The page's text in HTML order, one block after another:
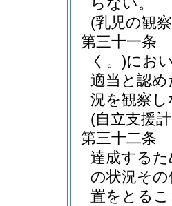
(乳児の観
第三十一条
く。)にお
適当と認
況を観察
(自立支援
第三十二条
達成する
の状況そ
置をとる